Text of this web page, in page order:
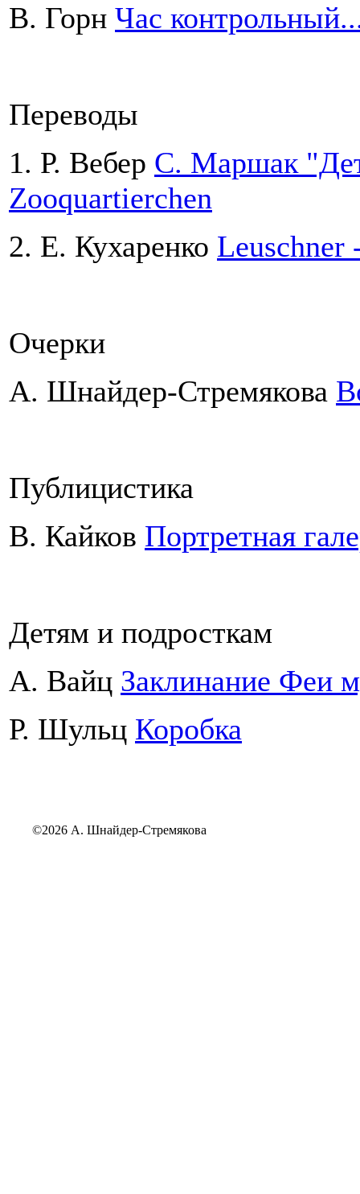
В. Горн Час
Переводы
1. Р. Вебер С. Маршак
Zooquartierchen
2. Е. Кухаренко Leuschner
Очерки
А. Шнайдер-Стремякова
Публицистика
В. Кайков Портретная
Детям и подросткам
А. Вайц Заклинание Феи
Р. Шульц Коробка
©2026 А. Шнайдер-Стремякова